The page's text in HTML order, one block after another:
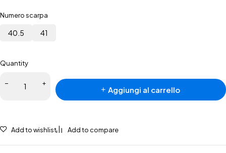
Numero scarpa
40.5 41
Quantity
Aggiungi al carrello
Add to wishlist Add to compare